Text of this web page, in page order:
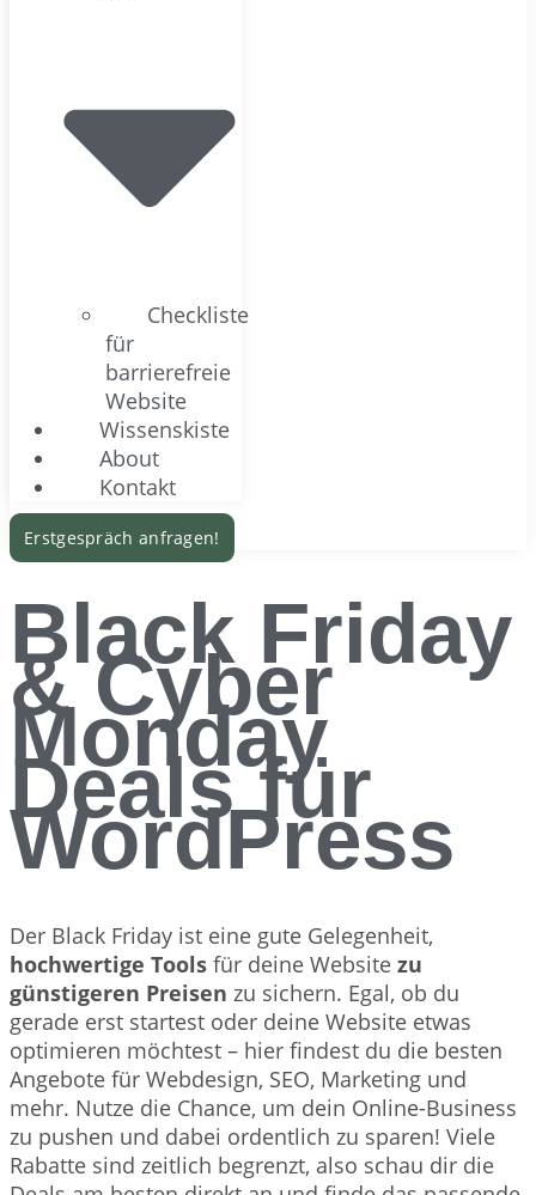
Checkliste
für
barrierefreie
Website
Wissenskiste
About
Kontakt
Erstgespräch anfragen!
Black Friday
& Cyber
Monday
Deals für
WordPress
Der Black Friday ist eine gute Gelegenheit,
hochwertige Tools für deine Website zu
günstigeren Preisen zu sichern. Egal, ob du
gerade erst startest oder deine Website etwas
optimieren möchtest – hier findest du die besten
Angebote für Webdesign, SEO, Marketing und
mehr. Nutze die Chance, um dein Online-Business
zu pushen und dabei ordentlich zu sparen! Viele
Rabatte sind zeitlich begrenzt, also schau dir die